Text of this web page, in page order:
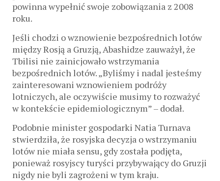
powinna wypełnić swoje zobowiązania z 2008
roku.
Jeśli chodzi o wznowienie bezpośrednich lotów
między Rosją a Gruzją, Abashidze zauważył, że
Tbilisi nie zainicjowało wstrzymania
bezpośrednich lotów. „Byliśmy i nadal jesteśmy
zainteresowani wznowieniem podróży
lotniczych, ale oczywiście musimy to rozważyć
w kontekście epidemiologicznym” – dodał.
Podobnie minister gospodarki Natia Turnava
stwierdziła, że rosyjska decyzja o wstrzymaniu
lotów nie miała sensu, gdy została podjęta,
ponieważ rosyjscy turyści przybywający do Gruzji
nigdy nie byli zagrożeni w tym kraju.